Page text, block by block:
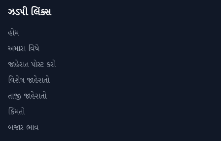
ઝડપી લિંક્સ
હોમ
અમારા વિષે
જાહેરાત પોસ્ટ કરો
વિશેષ જાહેરાતો
તાજી જાહેરાતો
કિંમતો
બજાર ભાવ